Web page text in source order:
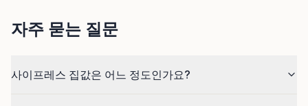
자주 묻는 질문
사이프레스 집값은 어느 정도인가요?